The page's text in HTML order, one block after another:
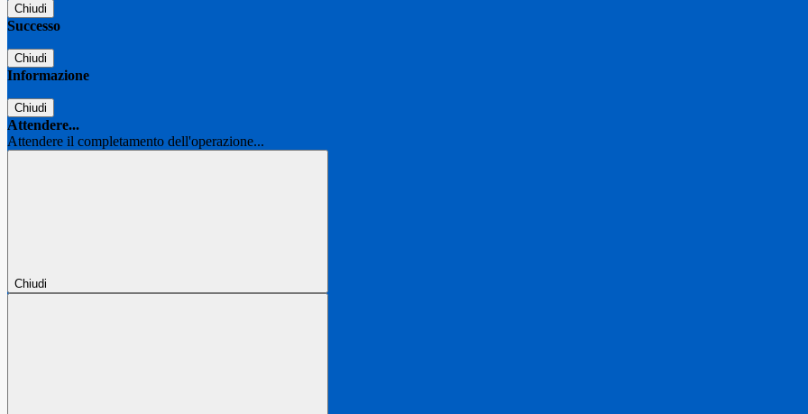
Chiudi
Successo
Chiudi
Informazione
Chiudi
Attendere...
Attendere il completamento dell'operazione...
Chiudi